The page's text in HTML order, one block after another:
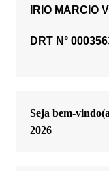
IRIO MARCIO
DRT N°
Seja bem-
2026